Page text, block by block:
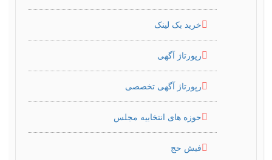
خرید بک لینک
رپورتاژ آگهی
رپورتاژ آگهی تخصصی
حوزه های انتخابیه مجلس
فیش حج